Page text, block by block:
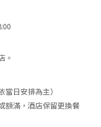
。
日安排為主）
額滿，酒店保留更換餐